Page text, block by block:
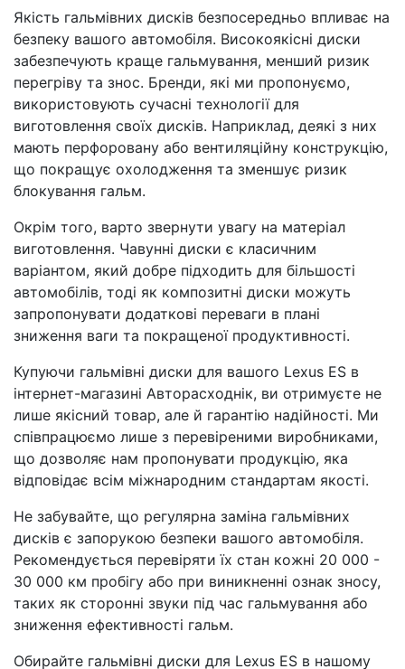
Якість гальмівних дисків безпосередньо впливає на
безпеку вашого автомобіля. Високоякісні диски
забезпечують краще гальмування, менший ризик
перегріву та знос. Бренди, які ми пропонуємо,
використовують сучасні технології для
виготовлення своїх дисків. Наприклад, деякі з них
мають перфоровану або вентиляційну конструкцію,
що покращує охолодження та зменшує ризик
блокування гальм.
Окрім того, варто звернути увагу на матеріал
виготовлення. Чавунні диски є класичним
варіантом, який добре підходить для більшості
автомобілів, тоді як композитні диски можуть
запропонувати додаткові переваги в плані
зниження ваги та покращеної продуктивності.
Купуючи гальмівні диски для вашого Lexus ES в
інтернет-магазині Авторасходнік, ви отримуєте не
лише якісний товар, але й гарантію надійності. Ми
співпрацюємо лише з перевіреними виробниками,
що дозволяє нам пропонувати продукцію, яка
відповідає всім міжнародним стандартам якості.
Не забувайте, що регулярна заміна гальмівних
дисків є запорукою безпеки вашого автомобіля.
Рекомендується перевіряти їх стан кожні 20 000 -
30 000 км пробігу або при виникненні ознак зносу,
таких як сторонні звуки під час гальмування або
зниження ефективності гальм.
Обирайте гальмівні диски для Lexus ES в нашому